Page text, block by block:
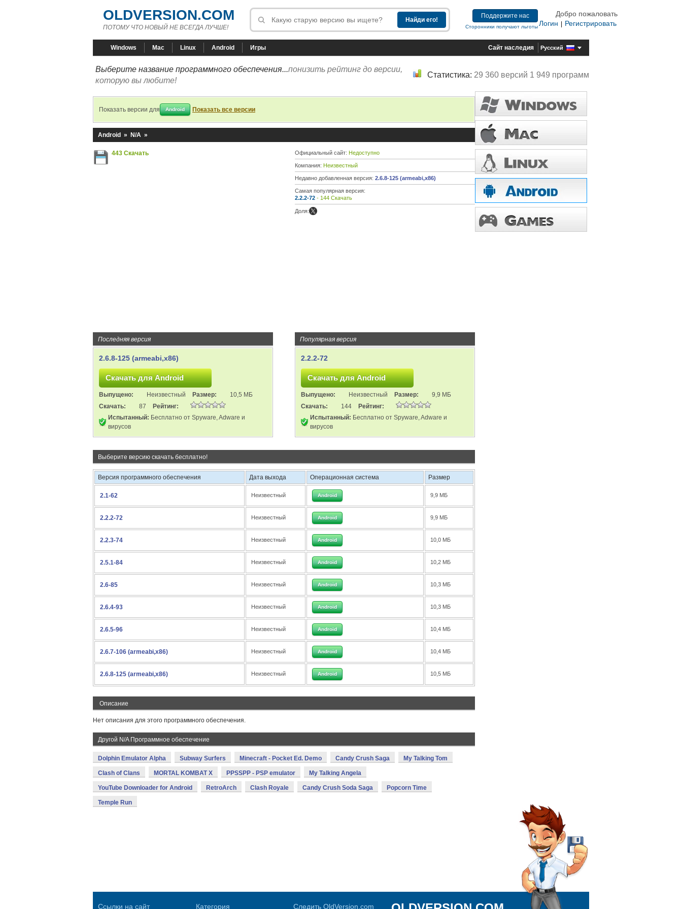
OLDVERSION.COM
ПОТОМУ ЧТО НОВЫЙ НЕ ВСЕГДА ЛУЧШЕ!
Поддержите нас
Сторонники получают льготы
Добро пожаловать
Логин
Регистрировать
Windows Mac Linux Android Игры Сайт наследия Русский
Выберите название программного обеспечения...понизить рейтинг до версии,
которую вы любите!
Статистика: 29 360 версий 1 949 программ
Показать версии для Android Показать все версии
Android » N/A »
443 Скачать Официальный сайт: Недоступно
Компания: Неизвестный
Недавно добавленная версия: 2.6.8-125 (armeabi,x86)
Самая популярная версия:
2.2.2-72 - 144 Скачать
Доля:
Последняя версия
2.6.8-125 (armeabi,x86)
Выпущено: Неизвестный Размер:
10,5 МБ
Скачать:
87
Рейтинг:
Испытанный: Бесплатно от Spyware, Adware и
вирусов
Популярная версия
2.2.2-72
Выпущено: Неизвестный Размер:
9,9 МБ
Скачать:
144
Рейтинг:
Испытанный: Бесплатно от Spyware, Adware и
вирусов
Выберите версию скачать бесплатно!
Версия программного обеспечения Дата выхода Операционная система Размер
2.1-62 Неизвестный Android 9,9 МБ
2.2.2-72 Неизвестный Android 9,9 МБ
2.2.3-74 Неизвестный Android 10,0 МБ
2.5.1-84 Неизвестный Android 10,2 МБ
2.6-85 Неизвестный Android 10,3 МБ
2.6.4-93 Неизвестный Android 10,3 МБ
2.6.5-96 Неизвестный Android 10,4 МБ
2.6.7-106 (armeabi,x86) Неизвестный Android 10,4 МБ
2.6.8-125 (armeabi,x86) Неизвестный Android 10,5 МБ
Описание
Нет описания для этого программного обеспечения.
Другой N/A Программное обеспечение
Dolphin Emulator Alpha Subway Surfers Minecraft - Pocket Ed. Demo Candy Crush Saga My Talking Tom
Clash of Clans MORTAL KOMBAT X PPSSPP - PSP emulator My Talking Angela
YouTube Downloader for Android RetroArch Clash Royale Candy Crush Soda Saga Popcorn Time
Temple Run
Ссылки на сайт Категория Следить OldVersion.com